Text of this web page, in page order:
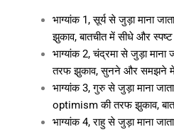
भाग्यांक 1, सूर्य से जुड़ा माना
झुकाव, बातचीत में सीधे और
भाग्यांक 2, चंद्रमा से जुड़ा
तरफ झुकाव, सुनने और समझने
भाग्यांक 3, गुरु से जुड़ा माना
optimism की तरफ झुकाव,
भाग्यांक 4, राहु से जुड़ा माना